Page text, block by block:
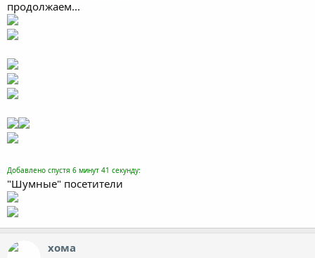
продолжаем...
Добавлено спустя 6 минут 41 секунду:
"Шумные" посетители
хома